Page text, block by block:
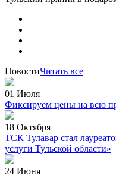
НовостиЧитать все
01 Июля
Фиксируем цены на всю
18 Октября
ТСК Тулавар стал
услуги Тульской области»
24 Июня